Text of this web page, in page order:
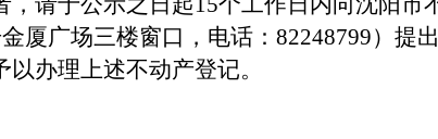
厦广场三楼窗口，电话：82248799）提
办理上述不动产登记。